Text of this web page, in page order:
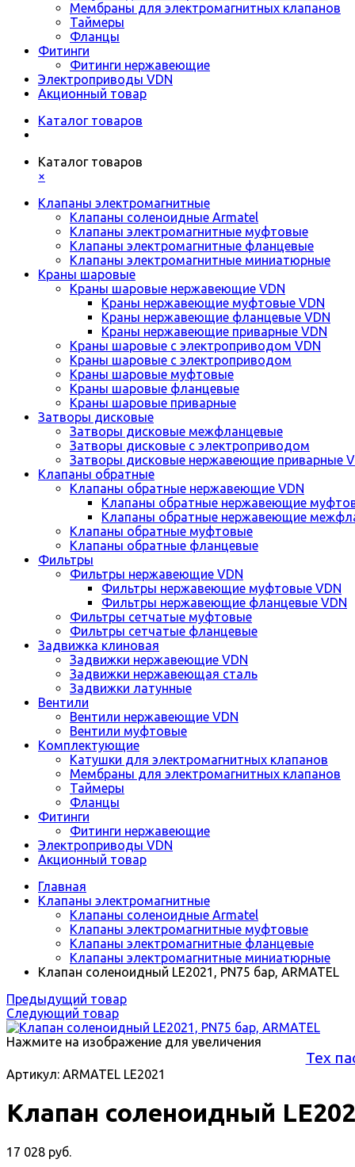
Мембраны для электромагнитных клапанов
Таймеры
Фланцы
Фитинги
Фитинги нержавеющие
Электроприводы VDN
Акционный товар
Каталог товаров
Каталог товаров
×
Клапаны электромагнитные
Клапаны соленоидные Armatel
Клапаны электромагнитные муфтовые
Клапаны электромагнитные фланцевые
Клапаны электромагнитные миниатюрные
Краны шаровые
Краны шаровые нержавеющие VDN
Краны нержавеющие муфтовые VDN
Краны нержавеющие фланцевые VDN
Краны нержавеющие приварные VDN
Краны шаровые с электроприводом VDN
Краны шаровые с электроприводом
Краны шаровые муфтовые
Краны шаровые фланцевые
Краны шаровые приварные
Затворы дисковые
Затворы дисковые межфланцевые
Затворы дисковые с электроприводом
Затворы дисковые нержавеющие приварные
Клапаны обратные
Клапаны обратные нержавеющие VDN
Клапаны обратные нержавеющие
Клапаны обратные нержавеющие
Клапаны обратные муфтовые
Клапаны обратные фланцевые
Фильтры
Фильтры нержавеющие VDN
Фильтры нержавеющие муфтовые VDN
Фильтры нержавеющие фланцевые VDN
Фильтры сетчатые муфтовые
Фильтры сетчатые фланцевые
Задвижка клиновая
Задвижки нержавеющие VDN
Задвижки нержавеющая сталь
Задвижки латунные
Вентили
Вентили нержавеющие VDN
Вентили муфтовые
Комплектующие
Катушки для электромагнитных клапанов
Мембраны для электромагнитных клапанов
Таймеры
Фланцы
Фитинги
Фитинги нержавеющие
Электроприводы VDN
Акционный товар
Главная
Клапаны электромагнитные
Клапаны соленоидные Armatel
Клапаны электромагнитные муфтовые
Клапаны электромагнитные фланцевые
Клапаны электромагнитные миниатюрные
Клапан соленоидный LE2021, PN75 бар, ARMATEL
Предыдущий товар
Следующий товар
Нажмите на изображение для увеличения
Тех
Артикул: ARMATEL LE2021
Клапан соленоидный
17 028 руб.